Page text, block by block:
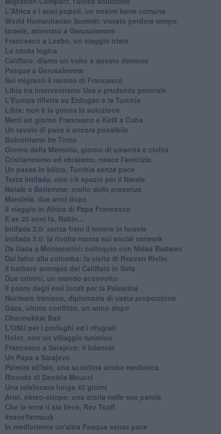
L'Africa e i suoi popoli, un nostro bene comune
World Humanitarian Summit: vietato perdere tempo
Israele, attentato a Gerusalemme
Francesco a Lesbo, un viaggio triste
La cruda logica
Califfato, diamo un volto a questo demone
Pasqua a Gerusalemme
Sui migranti il monito di Francesco
Libia tra interventismo Usa e prudenza generale
L'Europa rifletta su Erdogan e la Turchia
Libia: non è la guerra la soluzione
Metti un giorno Francesco e Kirill a Cuba
Un tavolo di pace è ancora possibile
Boicottiamo Im Tirtzu
Giorno della Memoria, giorno di umanità e civiltà
Cristianesimo ed ebraismo, nasce l'amicizia
Un paese in bilico, Turchia senza pace
Terza Intifada, non c'è spazio per il Natale
Natale a Betlemme: crollo delle presenze
Mandela, due anni dopo
Il viaggio in Africa di Papa Francesco
E se 20 anni fa, Rabin...
Intifada 2.0: senza freni il terrore in Israele
Intifada 2.0: la rivolta monta sui social network
Da Gaza a Montecatini: colloquio con Nidaa Badwan
Dal falco alla colomba: la visita di Reuven Rivlin
Il barbaro scempio del Califfato in Siria
Due crimini, un mondo sconvolto
Il ponte degli enti locali per la Palestina
Nucleare iraniano, diplomazia di vasta proporzione
Gaza, ultimo conflitto, un anno dopo
Channukkat Bait
L'ONU per i profughi ed i rifugiati
Holot, non un villaggio turistico
Francesco a Sarajevo: il bilancio
Un Papa a Sarajevo
Palmira all'Isis, una sconfitta anche mediatica
Ricordo di Daniela Meucci
​Una telefonata lunga 42 giorni
​Ariel, ebreo-etiope: una storia nelle sue parole
Che la terra ti sia lieve, Rav Toaff
​#saveYarmouk
​In medioriente un'altra Pasqua senza pace